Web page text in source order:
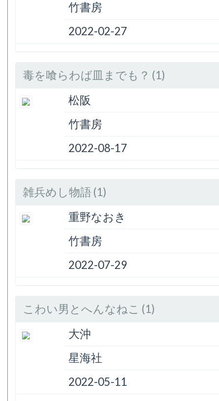
竹書房
2022-02-27
毒を喰らわば皿までも？ (1)
松阪
竹書房
2022-08-17
雑兵めし物語 (1)
重野なおき
竹書房
2022-07-29
こわい男とへんなねこ (1)
大沖
星海社
2022-05-11